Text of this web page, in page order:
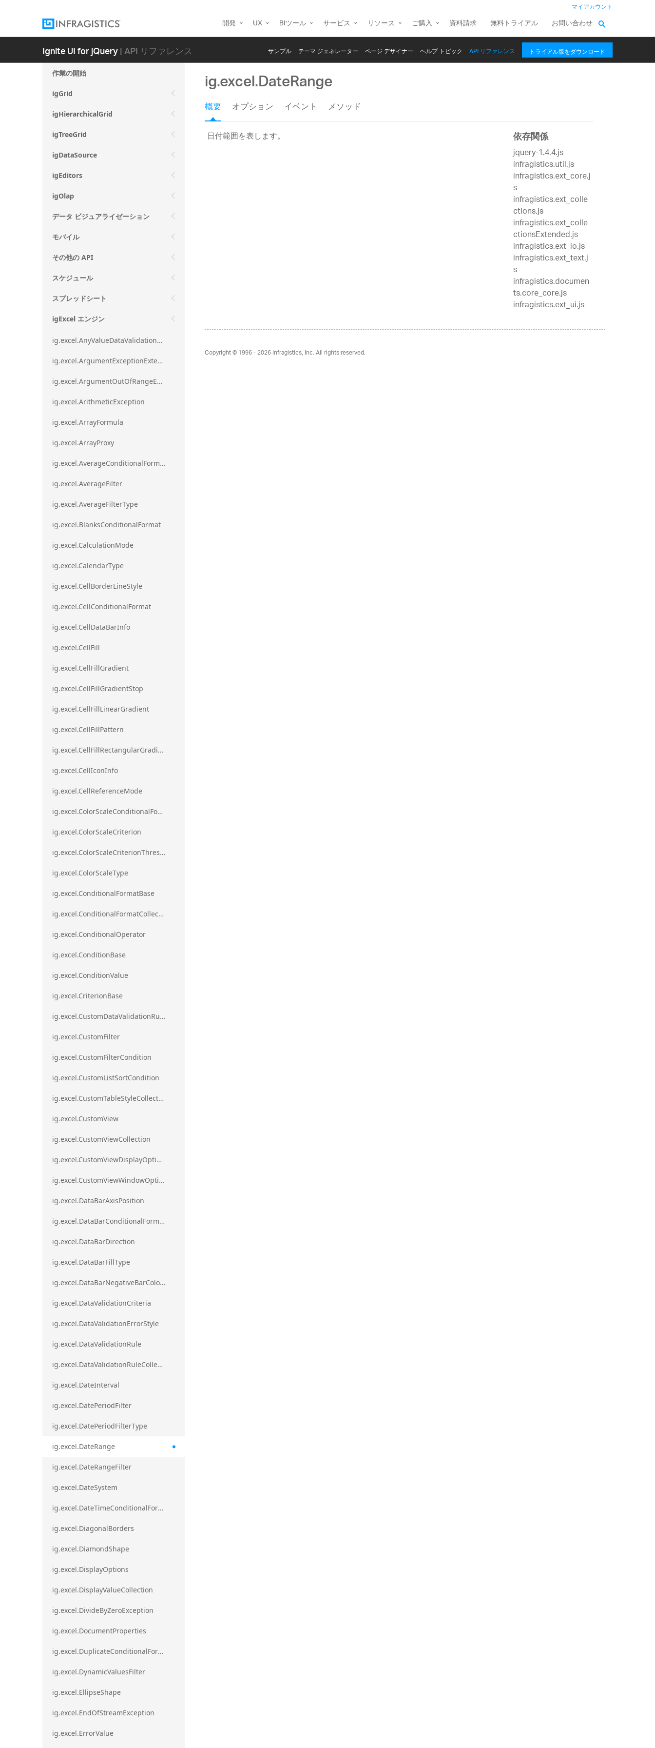
マイアカウント
開発 UX BIツール サービス リソース ご購入 資料請求 無料トライアル お問い合わせ
Ignite UI for jQuery| API リファレンス サンプル テーマ ジェネレーター ページ デザイナー ヘルプ トピック API リファレンス トライアル版をダウンロード
作業の開始
igGrid
igHierarchicalGrid
igTreeGrid
igDataSource
igEditors
igOlap
データ ビジュアライゼーション
モバイル
その他の API
スケジュール
スプレッドシート
igExcel エンジン
ig.excel.AnyValueDataValidationRule
ig.excel.ArgumentExceptionExtension
ig.excel.ArgumentOutOfRangeExceptionExtension
ig.excel.ArithmeticException
ig.excel.ArrayFormula
ig.excel.ArrayProxy
ig.excel.AverageConditionalFormat
ig.excel.AverageFilter
ig.excel.AverageFilterType
ig.excel.BlanksConditionalFormat
ig.excel.CalculationMode
ig.excel.CalendarType
ig.excel.CellBorderLineStyle
ig.excel.CellConditionalFormat
ig.excel.CellDataBarInfo
ig.excel.CellFill
ig.excel.CellFillGradient
ig.excel.CellFillGradientStop
ig.excel.CellFillLinearGradient
ig.excel.CellFillPattern
ig.excel.CellFillRectangularGradient
ig.excel.CellIconInfo
ig.excel.CellReferenceMode
ig.excel.ColorScaleConditionalFormat
ig.excel.ColorScaleCriterion
ig.excel.ColorScaleCriterionThreshold
ig.excel.ColorScaleType
ig.excel.ConditionalFormatBase
ig.excel.ConditionalFormatCollection
ig.excel.ConditionalOperator
ig.excel.ConditionBase
ig.excel.ConditionValue
ig.excel.CriterionBase
ig.excel.CustomDataValidationRule
ig.excel.CustomFilter
ig.excel.CustomFilterCondition
ig.excel.CustomListSortCondition
ig.excel.CustomTableStyleCollection
ig.excel.CustomView
ig.excel.CustomViewCollection
ig.excel.CustomViewDisplayOptions
ig.excel.CustomViewWindowOptions
ig.excel.DataBarAxisPosition
ig.excel.DataBarConditionalFormat
ig.excel.DataBarDirection
ig.excel.DataBarFillType
ig.excel.DataBarNegativeBarColorType
ig.excel.DataValidationCriteria
ig.excel.DataValidationErrorStyle
ig.excel.DataValidationRule
ig.excel.DataValidationRuleCollection
ig.excel.DateInterval
ig.excel.DatePeriodFilter
ig.excel.DatePeriodFilterType
ig.excel.DateRange
ig.excel.DateRangeFilter
ig.excel.DateSystem
ig.excel.DateTimeConditionalFormat
ig.excel.DiagonalBorders
ig.excel.DiamondShape
ig.excel.DisplayOptions
ig.excel.DisplayValueCollection
ig.excel.DivideByZeroException
ig.excel.DocumentProperties
ig.excel.DuplicateConditionalFormat
ig.excel.DynamicValuesFilter
ig.excel.EllipseShape
ig.excel.EndOfStreamException
ig.excel.ErrorValue
ig.excel.DateRange
概要 オプション イベント メソッド
日付範囲を表します。 依存関係
jquery-1.4.4.js
infragistics.util.js
infragistics.ext_core.j
s
infragistics.ext_colle
ctions.js
infragistics.ext_colle
ctionsExtended.js
infragistics.ext_io.js
infragistics.ext_text.j
s
infragistics.documen
ts.core_core.js
infragistics.ext_ui.js
Copyright © 1996 - 2026Infragistics, Inc. All rights reserved.